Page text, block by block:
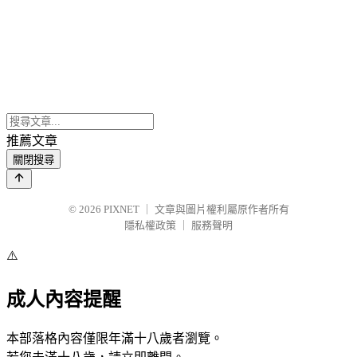
推薦文章
關閉搜尋
© 2026 PIXNET
文章與圖片權利屬原作者所有
隱私權政策
服務聲明
⚠️
成人內容提醒
本部落格內容僅限年滿十八歲者瀏覽。